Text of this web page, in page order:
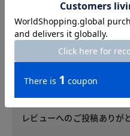
本当は、ワンサイズ下が良か
ピンクの一番大きいサイズを
やはりワンサイズ下が良かっ
色は気に入ったので、ゆった
せるかと着用する事にします
お客様サービスセンターか
レビューへのご投稿ありが